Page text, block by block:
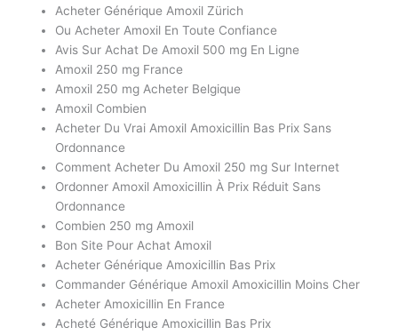
Acheter Générique Amoxil Zürich
Ou Acheter Amoxil En Toute Confiance
Avis Sur Achat De Amoxil 500 mg En Ligne
Amoxil 250 mg France
Amoxil 250 mg Acheter Belgique
Amoxil Combien
Acheter Du Vrai Amoxil Amoxicillin Bas Prix Sans
Ordonnance
Comment Acheter Du Amoxil 250 mg Sur Internet
Ordonner Amoxil Amoxicillin À Prix Réduit Sans
Ordonnance
Combien 250 mg Amoxil
Bon Site Pour Achat Amoxil
Acheter Générique Amoxicillin Bas Prix
Commander Générique Amoxil Amoxicillin Moins Cher
Acheter Amoxicillin En France
Acheté Générique Amoxicillin Bas Prix